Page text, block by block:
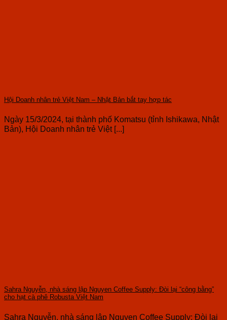
Hội Doanh nhân trẻ Việt Nam – Nhật Bản bắt tay hợp tác
Ngày 15/3/2024, tại thành phố Komatsu (tỉnh Ishikawa, Nhật
Bản), Hội Doanh nhân trẻ Việt [...]
Sahra Nguyễn, nhà sáng lập Nguyen Coffee Supply: Đòi lại “công bằng”
cho hạt cà phê Robusta Việt Nam
Sahra Nguyễn, nhà sáng lập Nguyen Coffee Supply: Đòi lại